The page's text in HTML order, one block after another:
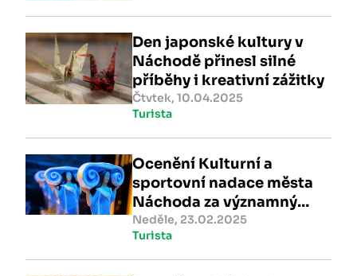
Den japonské kultury v
Náchodě přinesl silné
příběhy i kreativní zážitky
Čtvtek, 10.04.2025
Turista
Ocenění Kulturní a
sportovní nadace města
Náchoda za významný
kulturní a sportovní
přínos v roce 2024
Neděle, 23.02.2025
Turista